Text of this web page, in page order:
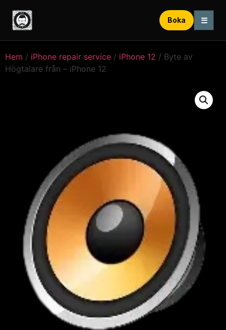
Boka ☰
Hem / iPhone repair service / iPhone 12 / Byte av
Högtalare från – iPhone 12